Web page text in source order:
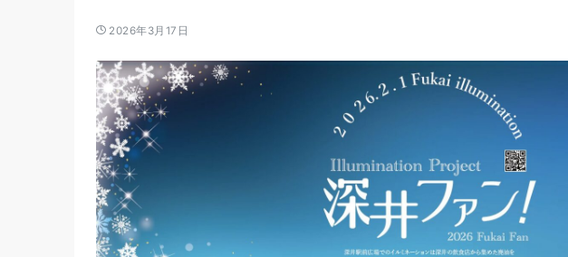
2026年3月17日